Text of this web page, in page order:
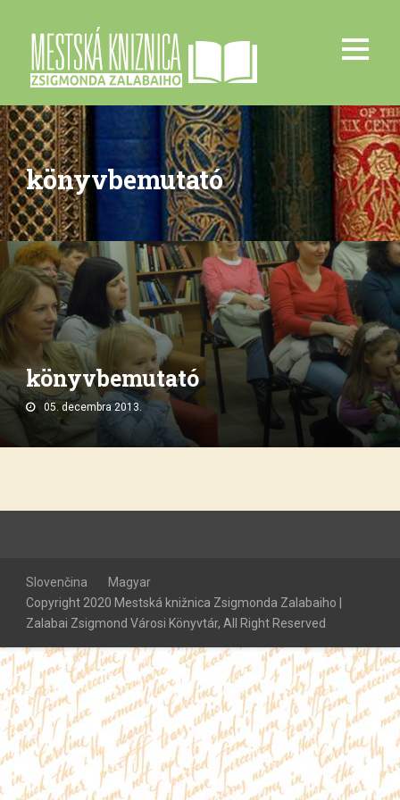
könyvbemutató
könyvbemutató
05. decembra 2013.
Slovenčina
Magyar
Copyright 2020 Mestská knižnica Zsigmonda Zalabaiho |
Zalabai Zsigmond Városi Könyvtár, All Right Reserved